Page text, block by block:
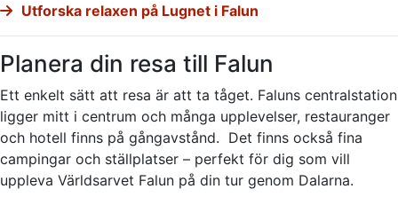
Utforska relaxen på Lugnet i Falun
Planera din resa till Falun
Ett enkelt sätt att resa är att ta tåget. Faluns centralstation
ligger mitt i centrum och många upplevelser, restauranger
och hotell finns på gångavstånd. Det finns också fina
campingar och ställplatser – perfekt för dig som vill
uppleva Världsarvet Falun på din tur genom Dalarna.